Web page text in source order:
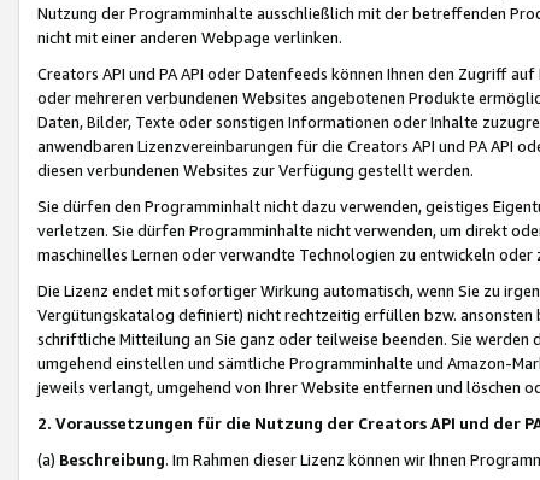
Nutzung der Programminhalte ausschließlich mit der betreffenden
nicht mit einer anderen Webpage verlinken.
Creators API und PA API oder Datenfeeds können Ihnen den Zugriff
oder mehreren verbundenen Websites angebotenen Produkte
Daten, Bilder, Texte oder sonstigen Informationen oder Inhalte
anwendbaren Lizenzvereinbarungen für die Creators API und PA API
diesen verbundenen Websites zur Verfügung gestellt werden.
Sie dürfen den Programminhalt nicht dazu verwenden, geistiges
verletzen. Sie dürfen Programminhalte nicht verwenden, um direkt
maschinelles Lernen oder verwandte Technologien zu entwickeln
Die Lizenz endet mit sofortiger Wirkung automatisch, wenn Sie zu
Vergütungskatalog definiert) nicht rechtzeitig erfüllen bzw. ansonsten
schriftliche Mitteilung an Sie ganz oder teilweise beenden. Sie werden
umgehend einstellen und sämtliche Programminhalte und Amazon-
jeweils verlangt, umgehend von Ihrer Website entfernen und löschen
2. Voraussetzungen für die Nutzung der Creators API und der
(a) Beschreibung. Im Rahmen dieser Lizenz können wir Ihnen